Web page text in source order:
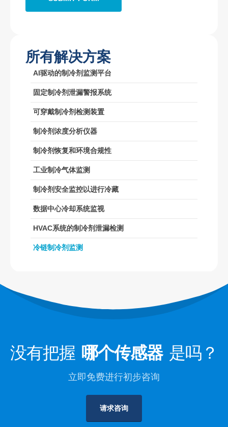
所有解决方案
AI驱动的制冷剂监测平台
固定制冷剂泄漏警报系统
可穿戴制冷剂检测装置
制冷剂浓度分析仪器
制冷剂恢复和环境合规性
工业制冷气体监测
制冷剂安全监控以进行冷藏
数据中心冷却系统监视
HVAC系统的制冷剂泄漏检测
冷链制冷剂监测
没有把握 哪个传感器 是吗？
立即免费进行初步咨询
请求咨询
微信
热产品
R290传感器
R32传感器
R410传感器
R454B传感器
我们的解决方案
HVAC系统的制冷剂泄漏检测
冷链制冷剂监测
数据中心冷却系统监视
跟着我们
温森. © 2026。保留所有权利